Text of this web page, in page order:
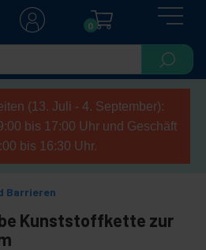
0
(13. Juli - 4. September):
bis 17:00 Uhr und Geschäft
bis 16:30 Uhr.
Barrieren
Kunststoffkette zur